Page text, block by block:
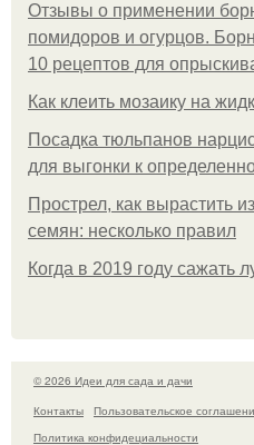
Отзывы о применении
помидоров и огурцов.
10 рецептов для
Как клеить мозаику на
Посадка тюльпанов
для выгонки к
Прострел, как вырастить
семян: несколько правил
Когда в 2019 году сажать
© 2026 Идеи для сада и дачи
Контакты
Пользовательское
Политика конфидециальности